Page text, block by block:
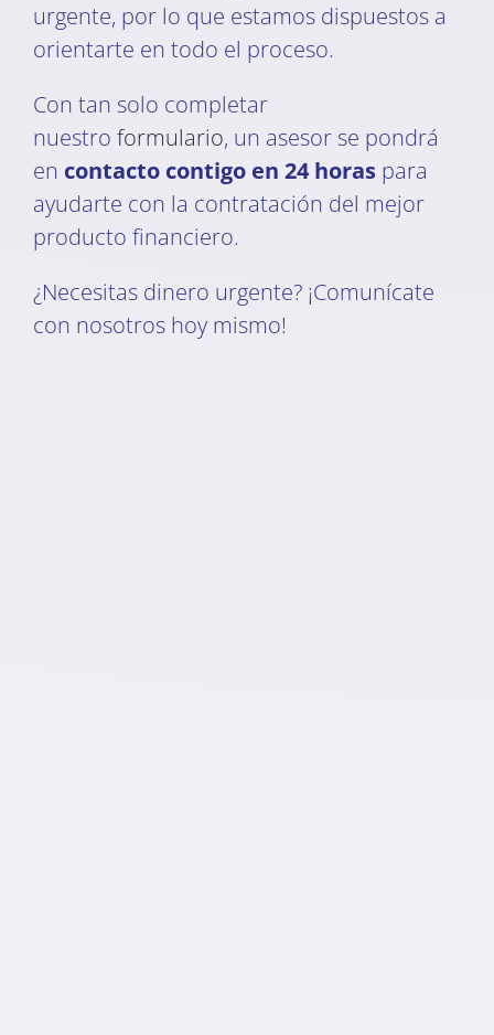
urgente, por lo que estamos dispuestos a
orientarte en todo el proceso.
Con tan solo completar
nuestro formulario, un asesor se pondrá
en contacto contigo en 24 horaspara
ayudarte con la contratación del mejor
producto financiero.
¿Necesitas dinero urgente? ¡Comunícate
con nosotros hoy mismo!